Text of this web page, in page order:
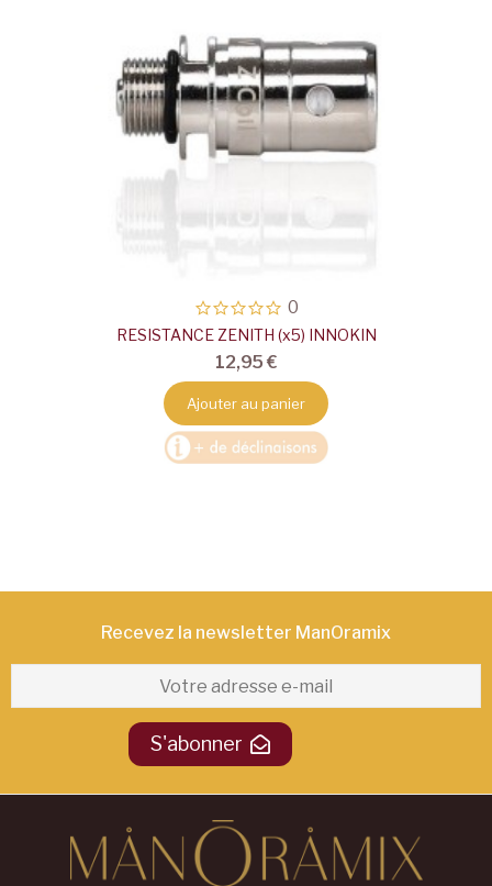
0
RESISTANCE ZENITH (x5) INNOKIN
12,95 €
Ajouter au panier
Recevez la newsletter ManOramix​
S'abonner